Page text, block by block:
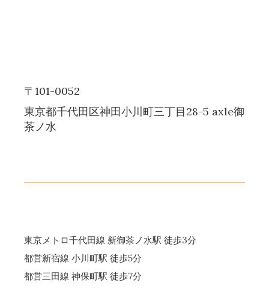
〒101-0052
東京都千代田区神田小川町三丁目28-5 axle御
茶ノ水
東京メトロ千代田線 新御茶ノ水駅 徒歩3分
都営新宿線 小川町駅 徒歩5分
都営三田線 神保町駅 徒歩7分